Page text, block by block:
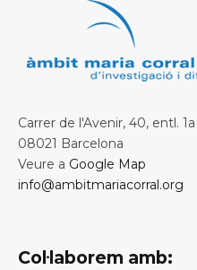
Carrer de l'Avenir, 40, entl. 1a
08021 Barcelona
Veure a Google Map
info@ambitmariacorral.org
Col·laborem amb: